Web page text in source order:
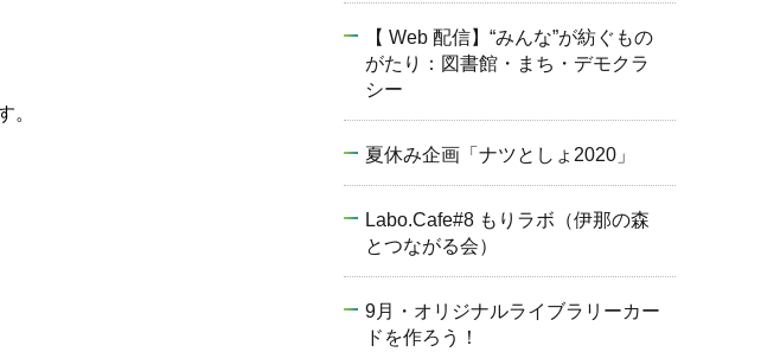
。
【 Web 配信】“みんな”が紡ぐもの
がたり：図書館・まち・デモクラ
シー
夏休み企画「ナツとしょ2020」
Labo.Cafe#8 もりラボ（伊那の森
とつながる会）
9月・オリジナルライブラリーカー
ドを作ろう！